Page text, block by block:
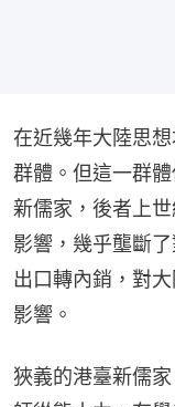
在近幾年大陸思
群體。但這一群
新儒家，後者上
影響，幾乎壟斷
出口轉內銷，對
影響。
狹義的港臺新儒